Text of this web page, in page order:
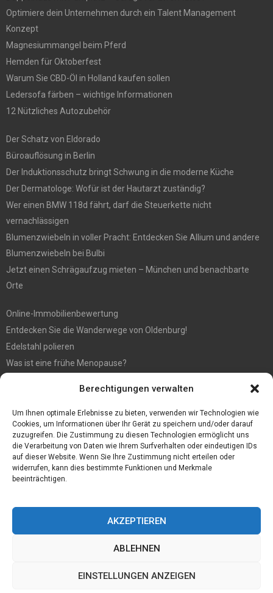
Berechtigungen verwalten
Um Ihnen optimale Erlebnisse zu bieten, verwenden wir Technologien wie
Cookies, um Informationen über Ihr Gerät zu speichern und/oder darauf
zuzugreifen. Die Zustimmung zu diesen Technologien ermöglicht uns
die Verarbeitung von Daten wie Ihrem Surfverhalten oder eindeutigen IDs
auf dieser Website. Wenn Sie Ihre Zustimmung nicht erteilen oder
widerrufen, kann dies bestimmte Funktionen und Merkmale
beeinträchtigen.
AKZEPTIEREN
ABLEHNEN
EINSTELLUNGEN ANZEIGEN
Optimiere dein Unternehmen durch ein Talent Management
Konzept
Magnesiummangel beim Pferd
Hemden für Oktoberfest
Warum Sie CBD-Öl in Holland kaufen sollen
Ledersofa färben – wichtige Informationen
12 Nützliches Autozubehör
Der Schatz von Eldorado
Büroauflösung in Berlin
Der Induktionsschutz bringt Schwung in die moderne Küche
Der Dermatologe: Wofür ist der Hautarzt zuständig?
Wer einen BMW 118d fährt, darf die Steuerkette nicht
vernachlässigen
Blumenzwiebeln in voller Pracht: Entdecken Sie Allium und andere
Blumenzwiebeln bei Bulbi
Jetzt einen Schrägaufzug mieten – München und benachbarte
Orte
Online-Immobilienbewertung
Entdecken Sie die Wanderwege von Oldenburg!
Edelstahl polieren
Was ist eine frühe Menopause?
Tipps für günstige Parkplätze am Flughafen Köln
5 Dinge, die Sie tun müssen, wenn Sie nach Ibiza reisen